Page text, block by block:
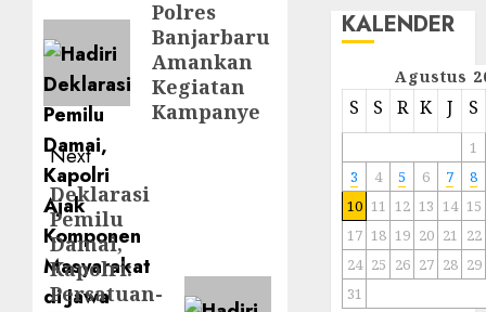
Polres
Banjarbaru
Amankan
Kegiatan
Kampanye
Next
Deklarasi
Pemilu
Damai,
Kapolri:
Persatuan-
KALENDER
Agustus
S S R K J S
1
3
4 5 6 7
8
10 11 12 13 14 15
17 18 19 20 21 22
24 25 26 27 28 29
31